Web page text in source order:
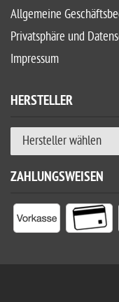
Allgemeine
Privatsphäre und
Impressum
HERSTELLER
Hersteller wählen
ZAHLUNGSWEISEN